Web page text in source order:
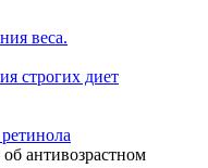
веса.
строгих диет
антивозрастном